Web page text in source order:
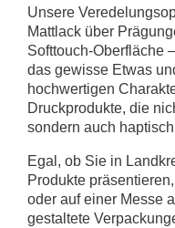
Unsere
Mattlack über
Softtouch-Oberfläche
das gewisse Etwas
hochwertigen
Druckprodukte, die
sondern auch
Egal, ob Sie in
Produkte
oder auf einer Messe
gestaltete